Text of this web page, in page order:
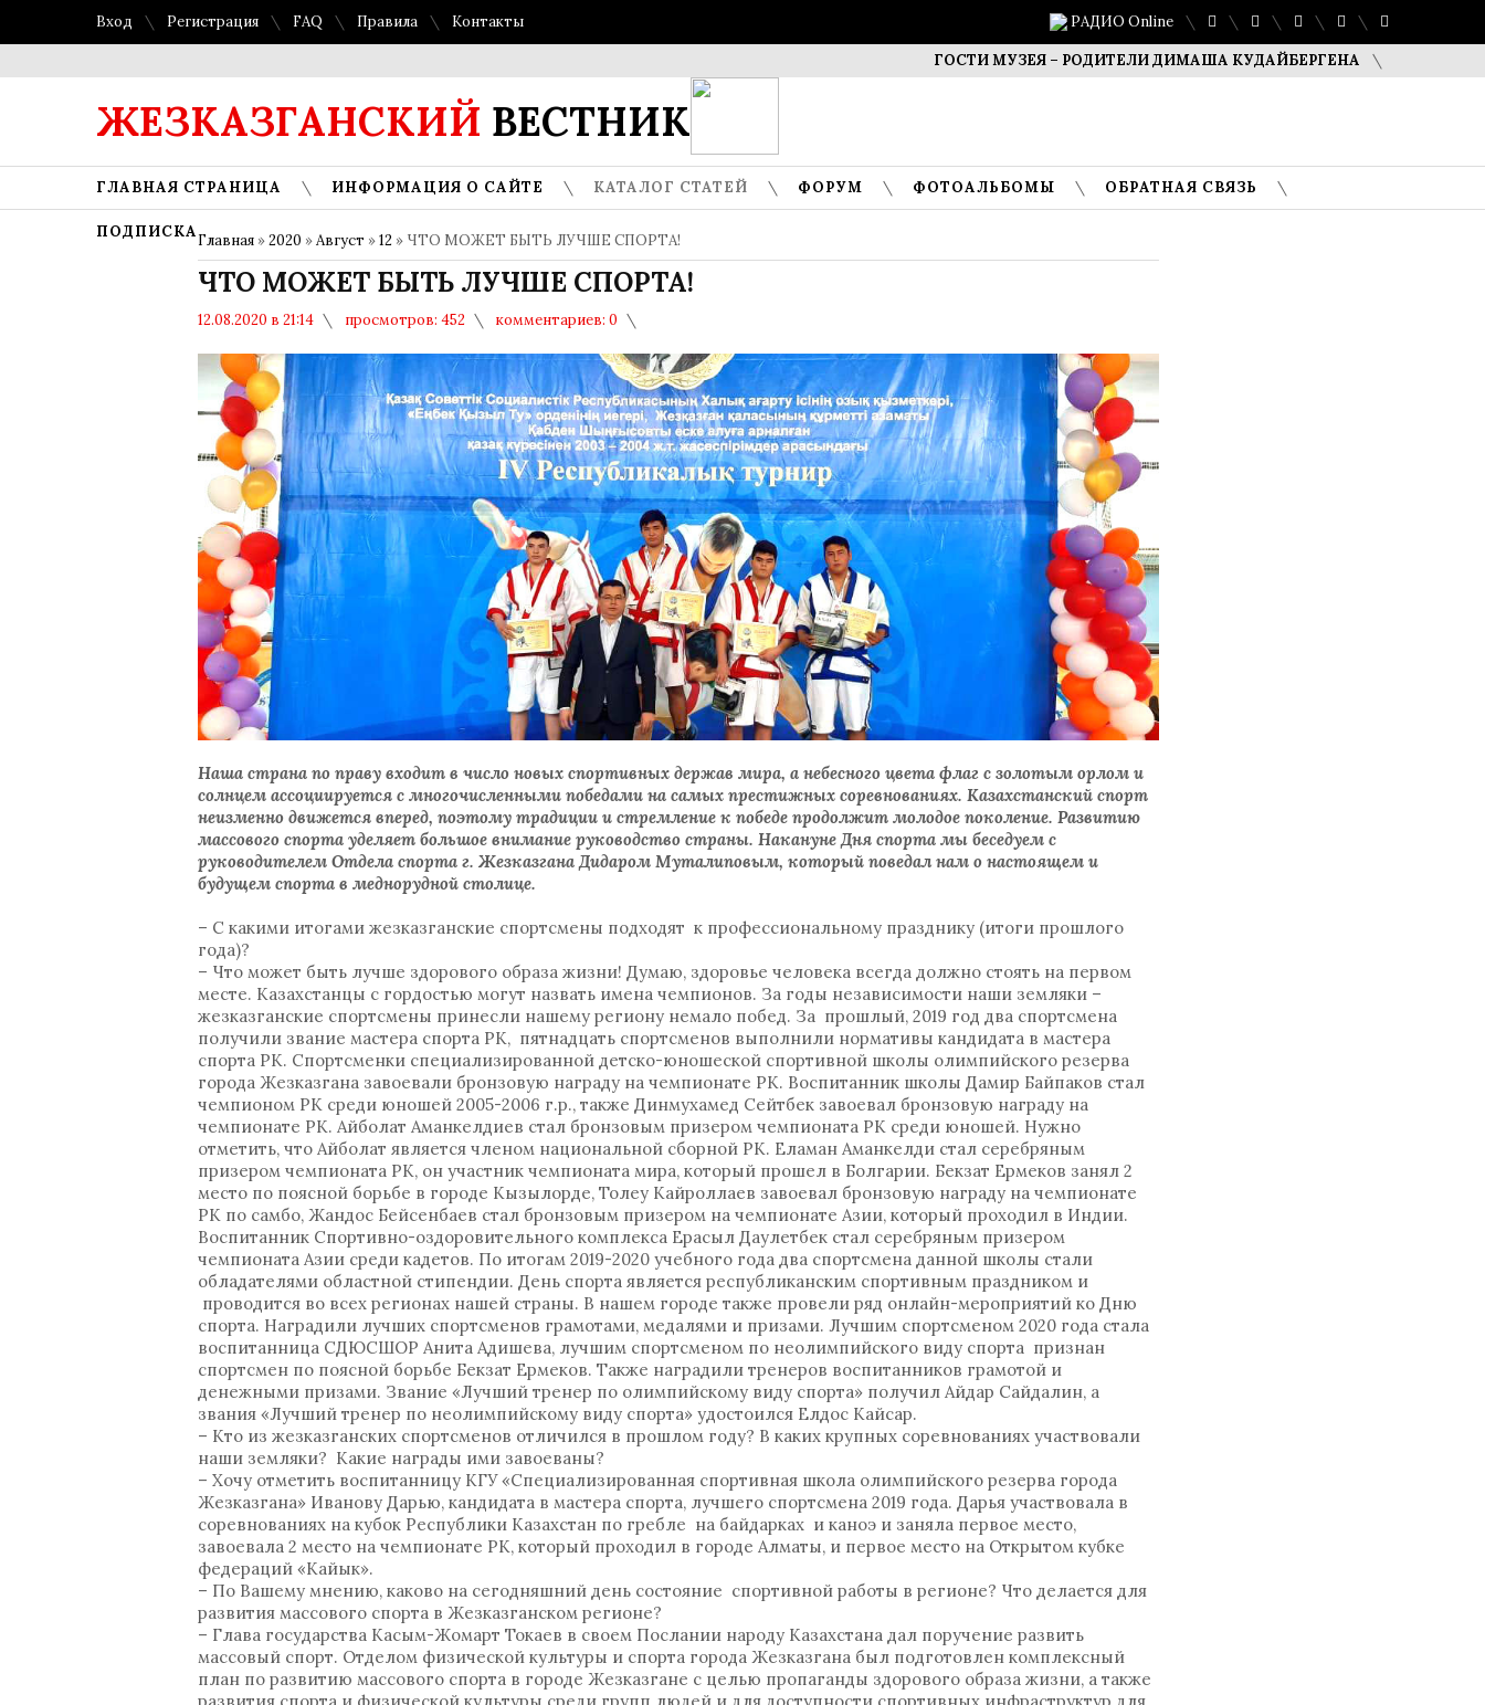
Вход Регистрация FAQ Правила Контакты РАДИО Online
ГОСТИ МУЗЕЯ – РОДИТЕЛИ ДИМАША КУДАЙБЕРГЕНА САФУАН
ЖЕЗКАЗГАНСКИЙ ВЕСТНИК
ГЛАВНАЯ СТРАНИЦА ИНФОРМАЦИЯ О САЙТЕ КАТАЛОГ СТАТЕЙ ФОРУМ ФОТОАЛЬБОМЫ ОБРАТНАЯ СВЯЗЬ
ПОДПИСКАГлавная »2020 »Август »12 » ЧТО МОЖЕТ БЫТЬ ЛУЧШЕ СПОРТА!
ЧТО МОЖЕТ БЫТЬ ЛУЧШЕ СПОРТА!
12.08.2020 в 21:14 просмотров: 452 комментариев: 0
Наша страна по праву входит в число новых спортивных держав мира, а небесного цвета флаг с золотым орлом и
солнцем ассоциируется с многочисленными победами на самых престижных соревнованиях. Казахстанский спорт
неизменно движется вперед, поэтому традиции и стремление к победе продолжит молодое поколение. Развитию
массового спорта уделяет большое внимание руководство страны. Накануне Дня спорта мы беседуем с
руководителем Отдела спорта г. Жезказгана Дидаром Муталиповым, который поведал нам о настоящем и
будущем спорта в меднорудной столице.
– С какими итогами жезказганские спортсмены подходят к профессиональному празднику (итоги прошлого
года)?
– Что может быть лучше здорового образа жизни! Думаю, здоровье человека всегда должно стоять на первом
месте. Казахстанцы с гордостью могут назвать имена чемпионов. За годы независимости наши земляки –
жезказганские спортсмены принесли нашему региону немало побед. За прошлый, 2019 год два спортсмена
получили звание мастера спорта РК, пятнадцать спортсменов выполнили нормативы кандидата в мастера
спорта РК. Спортсменки специализированной детско-юношеской спортивной школы олимпийского резерва
города Жезказгана завоевали бронзовую награду на чемпионате РК. Воспитанник школы Дамир Байпаков стал
чемпионом РК среди юношей 2005-2006 г.р., также Динмухамед Сейтбек завоевал бронзовую награду на
чемпионате РК. Айболат Аманкелдиев стал бронзовым призером чемпионата РК среди юношей. Нужно
отметить, что Айболат является членом национальной сборной РК. Еламан Аманкелди стал серебряным
призером чемпионата РК, он участник чемпионата мира, который прошел в Болгарии. Бекзат Ермеков занял 2
место по поясной борьбе в городе Кызылорде, Толеу Кайроллаев завоевал бронзовую награду на чемпионате
РК по самбо, Жандос Бейсенбаев стал бронзовым призером на чемпионате Азии, который проходил в Индии.
Воспитанник Спортивно-оздоровительного комплекса Ерасыл Даулетбек стал серебряным призером
чемпионата Азии среди кадетов. По итогам 2019-2020 учебного года два спортсмена данной школы стали
обладателями областной стипендии. День спорта является республиканским спортивным праздником и
проводится во всех регионах нашей страны. В нашем городе также провели ряд онлайн-мероприятий ко Дню
спорта. Наградили лучших спортсменов грамотами, медалями и призами. Лучшим спортсменом 2020 года стала
воспитанница СДЮСШОР Анита Адишева, лучшим спортсменом по неолимпийского виду спорта признан
спортсмен по поясной борьбе Бекзат Ермеков. Также наградили тренеров воспитанников грамотой и
денежными призами. Звание «Лучший тренер по олимпийскому виду спорта» получил Айдар Сайдалин, а
звания «Лучший тренер по неолимпийскому виду спорта» удостоился Елдос Кайсар.
– Кто из жезказганских спортсменов отличился в прошлом году? В каких крупных соревнованиях участвовали
наши земляки? Какие награды ими завоеваны?
– Хочу отметить воспитанницу КГУ «Специализированная спортивная школа олимпийского резерва города
Жезказгана» Иванову Дарью, кандидата в мастера спорта, лучшего спортсмена 2019 года. Дарья участвовала в
соревнованиях на кубок Республики Казахстан по гребле на байдарках и каноэ и заняла первое место,
завоевала 2 место на чемпионате РК, который проходил в городе Алматы, и первое место на Открытом кубке
федераций «Кайык».
– По Вашему мнению, каково на сегодняшний день состояние спортивной работы в регионе? Что делается для
развития массового спорта в Жезказганском регионе?
– Глава государства Касым-Жомарт Токаев в своем Послании народу Казахстана дал поручение развить
массовый спорт. Отделом физической культуры и спорта города Жезказгана был подготовлен комплексный
план по развитию массового спорта в городе Жезказгане с целью пропаганды здорового образа жизни, а также